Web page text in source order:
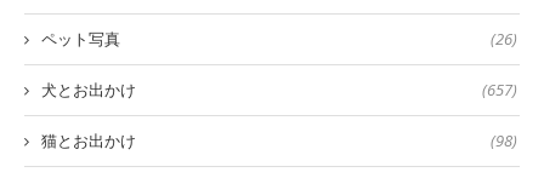
ペット写真 (26)
犬とお出かけ (657)
猫とお出かけ (98)